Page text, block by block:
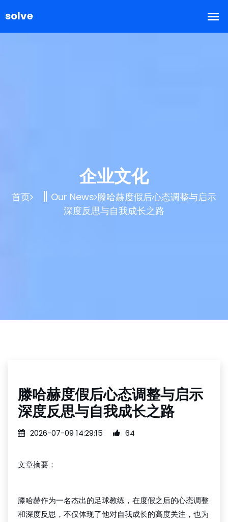
企业文化
首页 Our News 滕哈赫度假后心态调整与启示
深度反思与自我成长之路
滕哈赫度假后心态调整与启示
深度反思与自我成长之路
2026-07-09 14:29:15 64
文章摘要：
滕哈赫作为一名杰出的足球教练，在度假之后的心态调整
和深度反思，不仅体现了他对自我成长的高度关注，也为